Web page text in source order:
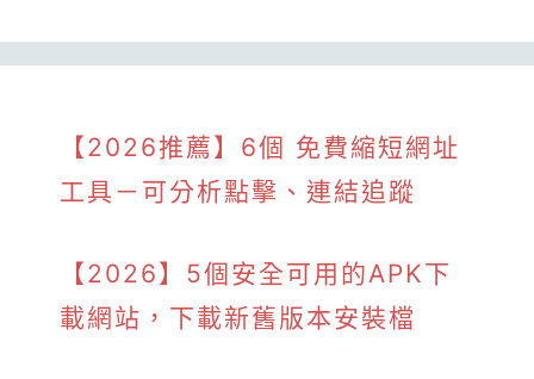
【2026推薦】6個 免費縮短網址
工具－可分析點擊、連結追蹤
【2026】5個安全可用的APK下
載網站，下載新舊版本安裝檔